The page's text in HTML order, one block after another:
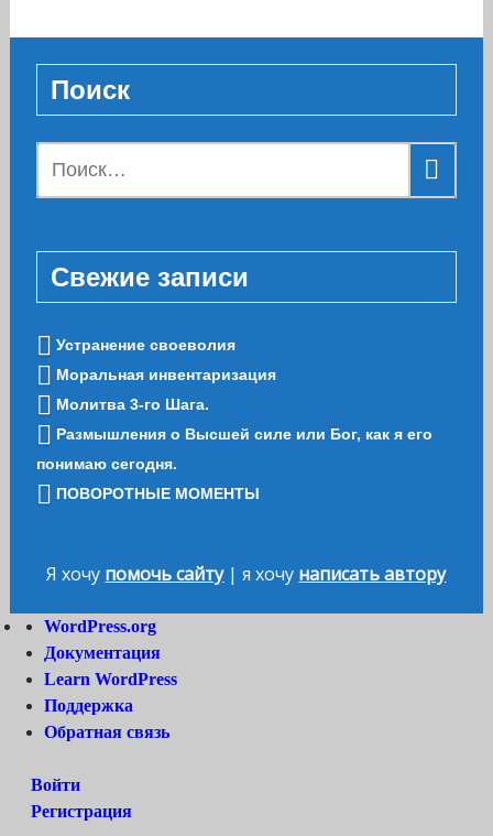
Поиск
Свежие записи
Устранение своеволия
Моральная инвентаризация
Молитва 3-го Шага.
Размышления о Высшей силе или Бог, как я его
понимаю сегодня.
ПОВОРОТНЫЕ МОМЕНТЫ
Я хочу помочь сайту| я хочу написать автору
О
WordPress
WordPress.org
Документация
Learn WordPress
Поддержка
Обратная связь
Войти
Регистрация